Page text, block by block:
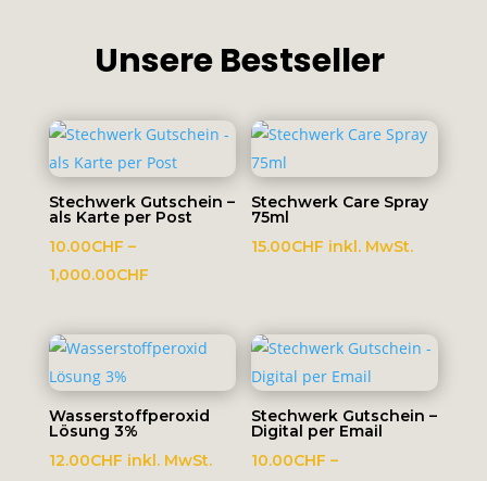
Unsere Bestseller
Stechwerk Gutschein –
als Karte per Post
10.00CHF –
1,000.00CHFPreisspanne:
bis
1,000.00CHF
Stechwerk Care Spray
75ml
15.00CHF inkl. MwSt.
Wasserstoffperoxid
Lösung 3%
12.00CHF inkl. MwSt.
Stechwerk Gutschein –
Digital per Email
10.00CHF –